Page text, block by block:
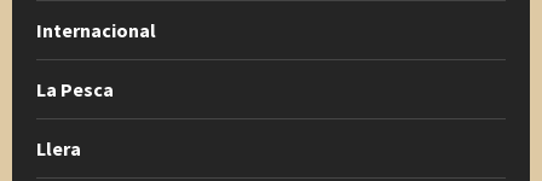
Internacional
La Pesca
Llera